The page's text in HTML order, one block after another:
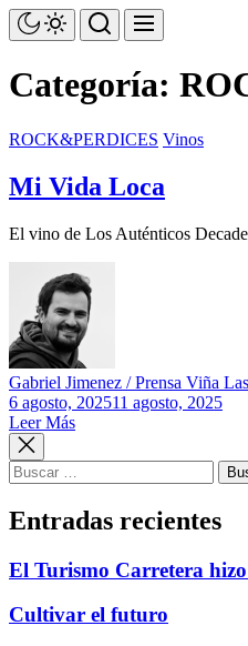
Saltar
al
Categoría:
ROCK&PERDICES Vinos
Mi Vida Loca
El vino de Los Auténticos
Gabriel Jimenez / Prensa Viña
6 agosto, 202511 agosto, 2025
Leer Más
Buscar:
Entradas recientes
El Turismo Carretera hizo
Cultivar el futuro